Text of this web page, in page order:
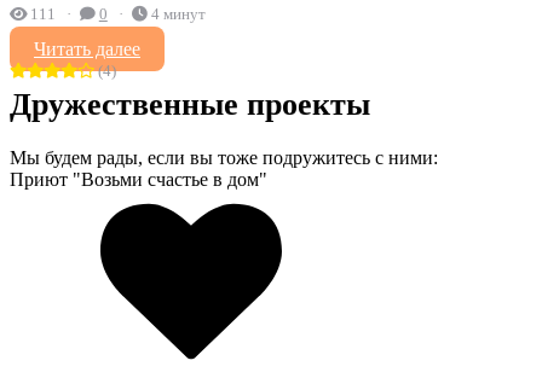
111 0 4 минут
Читать далее
(4)
Дружественные проекты
Мы будем рады, если вы тоже подружитесь с ними:
Приют "Возьми счастье в дом"